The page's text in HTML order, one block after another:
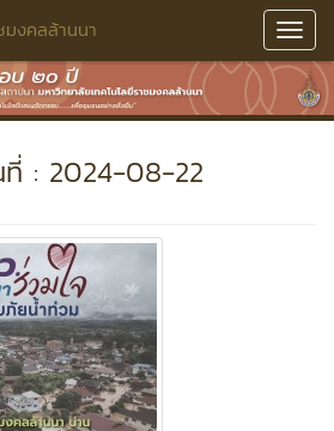
มงคลล้านนา
ที่ : 2024-08-22